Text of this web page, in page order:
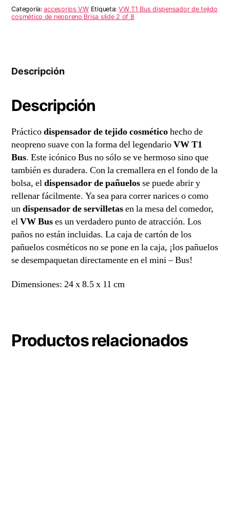
de
tejido
slide
2
8
cantidad
Categoría:accesorios VW Etiqueta: VW T1 Bus dispensador de tejido
cosmético de neopreno Brisa slide 2 of 8
Descripción
Descripción
Prácticodispensador de tejido cosméticohecho de
neopreno suave con la forma del legendarioVW T1
Bus. Este icónico Bus no sólo se ve hermoso sino que
también es duradera. Con la cremallera en el fondo de la
bolsa, eldispensador de pañuelosse puede abrir y
rellenar fácilmente. Ya sea para correr narices o como
undispensador de servilletasen la mesa del comedor,
elVW Buses un verdadero punto de atracción. Los
paños no están incluidas. La caja de cartón de los
pañuelos cosméticos no se pone en la caja, ¡los pañuelos
se desempaquetan directamente en el mini – Bus!
Dimensiones: 24 x 8.5 x 11 cm
Productos relacionados